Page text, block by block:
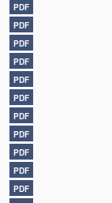
PDF
PDF
PDF
PDF
PDF
PDF
PDF
PDF
PDF
PDF
PDF